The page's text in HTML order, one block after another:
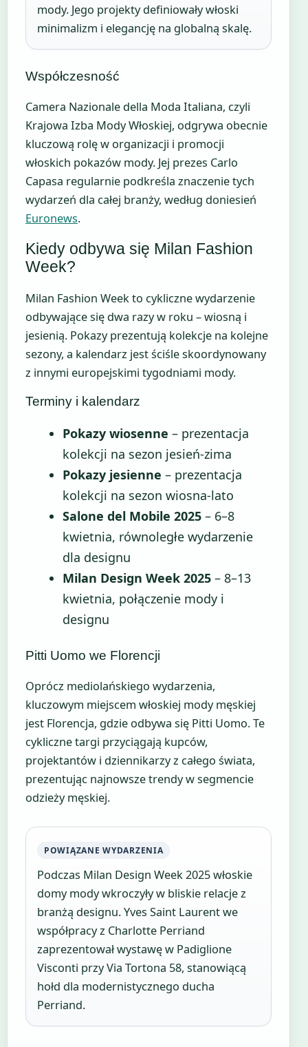
mody. Jego projekty definiowały włoski
minimalizm i elegancję na globalną skalę.
Współczesność
Camera Nazionale della Moda Italiana, czyli
Krajowa Izba Mody Włoskiej, odgrywa obecnie
kluczową rolę w organizacji i promocji
włoskich pokazów mody. Jej prezes Carlo
Capasa regularnie podkreśla znaczenie tych
wydarzeń dla całej branży, według doniesień
Euronews.
Kiedy odbywa się Milan Fashion
Week?
Milan Fashion Week to cykliczne wydarzenie
odbywające się dwa razy w roku – wiosną i
jesienią. Pokazy prezentują kolekcje na kolejne
sezony, a kalendarz jest ściśle skoordynowany
z innymi europejskimi tygodniami mody.
Terminy i kalendarz
Pokazy wiosenne – prezentacja
kolekcji na sezon jesień-zima
Pokazy jesienne – prezentacja
kolekcji na sezon wiosna-lato
Salone del Mobile 2025 – 6–8
kwietnia, równoległe wydarzenie
dla designu
Milan Design Week 2025 – 8–13
kwietnia, połączenie mody i
designu
Pitti Uomo we Florencji
Oprócz mediolańskiego wydarzenia,
kluczowym miejscem włoskiej mody męskiej
jest Florencja, gdzie odbywa się Pitti Uomo. Te
cykliczne targi przyciągają kupców,
projektantów i dziennikarzy z całego świata,
prezentując najnowsze trendy w segmencie
odzieży męskiej.
POWIĄZANE WYDARZENIA
Podczas Milan Design Week 2025 włoskie
domy mody wkroczyły w bliskie relacje z
branżą designu. Yves Saint Laurent we
współpracy z Charlotte Perriand
zaprezentował wystawę w Padiglione
Visconti przy Via Tortona 58, stanowiącą
hołd dla modernistycznego ducha
Perriand.